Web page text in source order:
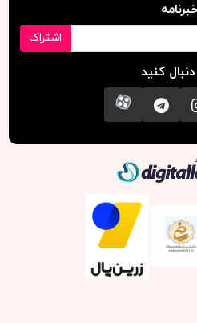
اشتراک
دنبال کنید
کانال تلگرام
آپارات